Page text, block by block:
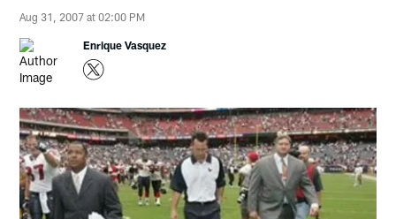
Aug 31, 2007 at 02:00 PM
Enrique Vasquez